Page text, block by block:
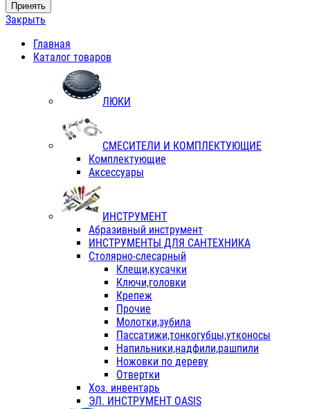
Принять
Закрыть
Главная
Каталог товаров
ЛЮКИ
СМЕСИТЕЛИ И КОМПЛЕКТУЮЩИЕ
Комплектующие
Аксессуары
ИНСТРУМЕНТ
Абразивный инструмент
ИНСТРУМЕНТЫ ДЛЯ САНТЕХНИКА
Столярно-слесарный
Клещи,кусачки
Ключи,головки
Крепеж
Прочие
Молотки,зубила
Пассатижи,тонкогубцы,утконосы
Напильники,надфили,рашпили
Ножовки по дереву
Отвертки
Хоз. инвентарь
ЭЛ. ИНСТРУМЕНТ OASIS